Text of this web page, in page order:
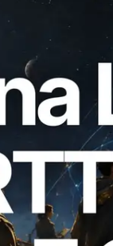
de
7
lanza la